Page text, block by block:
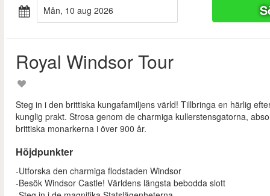
mån, 10 aug 2026
Royal Windsor Tour
Steg in i den brittiska kungafamiljens värld! Tillbringa en härlig
kunglig prakt. Strosa genom de charmiga kullerstensgatorna,
brittiska monarkerna i över 900 år.
Höjdpunkter
-Utforska den charmiga flodstaden Windsor
-Besök Windsor Castle! Världens längsta bebodda slott